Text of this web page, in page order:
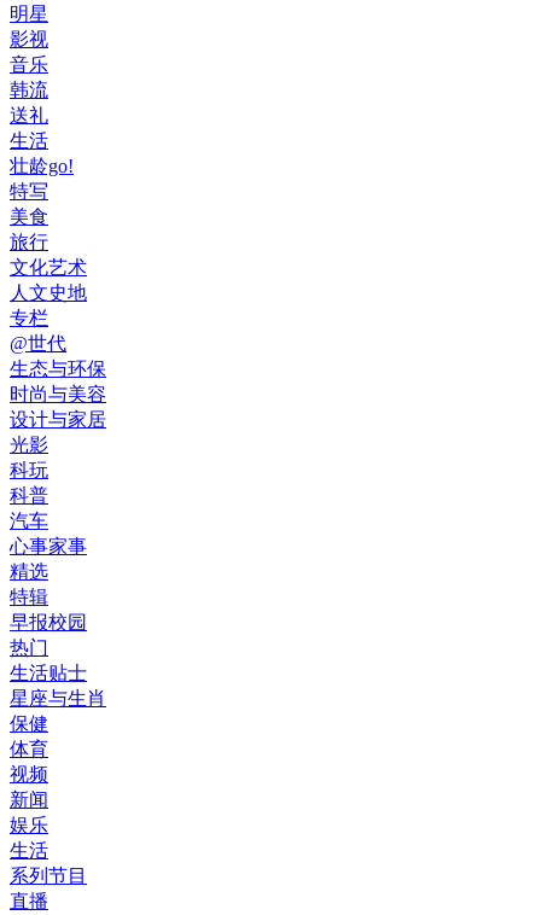
明星
影视
音乐
韩流
送礼
生活
壮龄go!
特写
美食
旅行
文化艺术
人文史地
专栏
@世代
生态与环保
时尚与美容
设计与家居
光影
科玩
科普
汽车
心事家事
精选
特辑
早报校园
热门
生活贴士
星座与生肖
保健
体育
视频
新闻
娱乐
生活
系列节目
直播